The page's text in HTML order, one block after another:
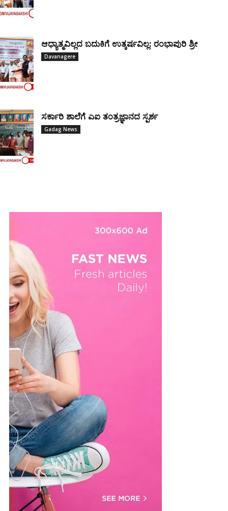
ಆಧ್ಯಾತ್ಮವಿಲ್ಲದ ಬದುಕಿಗೆ ಉತ್ಕರ್ಷವಿಲ್ಲ: ರಂಭಾಪುರಿ ಶ್ರೀ
Davanagere
ಸರ್ಕಾರಿ ಶಾಲೆಗೆ ಎಐ ತಂತ್ರಜ್ಞಾನದ ಸ್ಪರ್ಶ
Gadag News